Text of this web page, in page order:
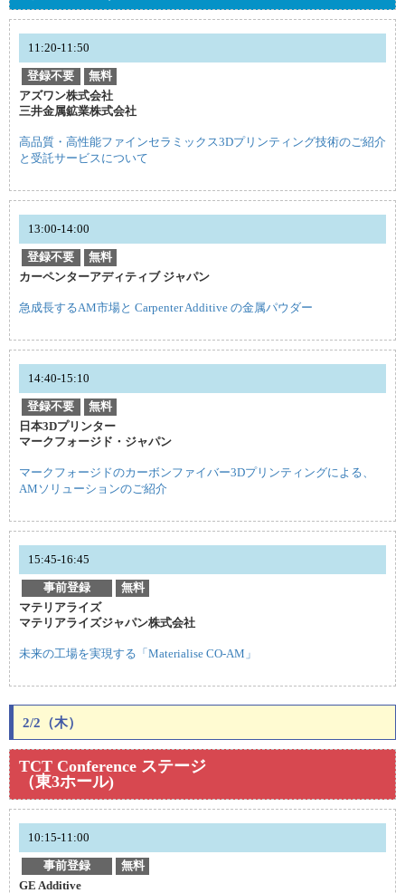
11:20-11:50
登録不要
無料
アズワン株式会社
三井金属鉱業株式会社
高品質・高性能ファインセラミックス3Dプリンティング技術のご紹介
と受託サービスについて
13:00-14:00
登録不要
無料
カーペンターアディティブ ジャパン
急成長するAM市場と Carpenter Additive の金属パウダー
14:40-15:10
登録不要
無料
日本3Dプリンター
マークフォージド・ジャパン
マークフォージドのカーボンファイバー3Dプリンティングによる、
AMソリューションのご紹介
15:45-16:45
事前登録
無料
マテリアライズ
マテリアライズジャパン株式会社
未来の工場を実現する「Materialise CO-AM」
2/2（木）
TCT Conference ステージ
（東3ホール)
10:15-11:00
事前登録
無料
GE Additive